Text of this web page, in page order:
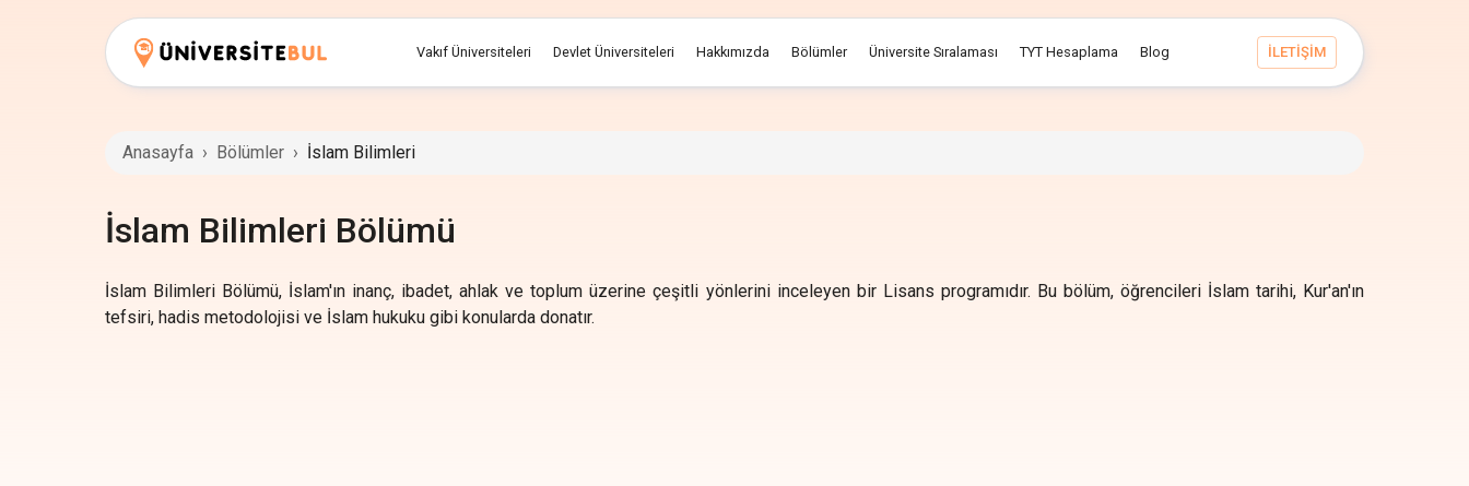
Vakıf Üniversiteleri Devlet Üniversiteleri Hakkımızda Bölümler Üniversite Sıralaması TYT Hesaplama Blog İLETİŞİM
Anasayfa › Bölümler › İslam Bilimleri
İslam Bilimleri Bölümü
İslam Bilimleri Bölümü, İslam'ın inanç, ibadet, ahlak ve toplum üzerine çeşitli yönlerini inceleyen bir Lisans programıdır. Bu bölüm, öğrencileri İslam tarihi, Kur'an'ın
tefsiri, hadis metodolojisi ve İslam hukuku gibi konularda donatır.